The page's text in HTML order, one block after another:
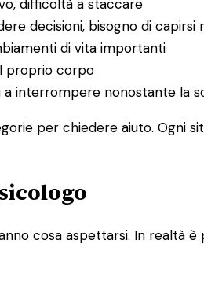
difficoltà a staccare
decisioni, bisogno di capirsi
di vita importanti
proprio corpo
a interrompere nonostante la
per chiedere aiuto. Ogni
cosa aspettarsi. In realtà